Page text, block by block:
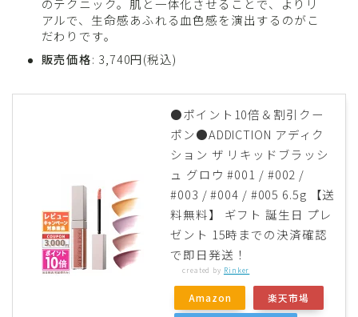
アルで、生命感あふれる血色感を演出するのがこ
だわりです。
販売価格: 3,740円(税込)
●ポイント10倍＆割引クー
ポン●ADDICTION アディク
ション ザ リキッドブラッシ
ュ グロウ #001 / #002 /
#003 / #004 / #005 6.5g 【送
料無料】 ギフト 誕生日 プレ
ゼント 15時までの決済確認
で即日発送！
created by Rinker
Amazon 楽天市場